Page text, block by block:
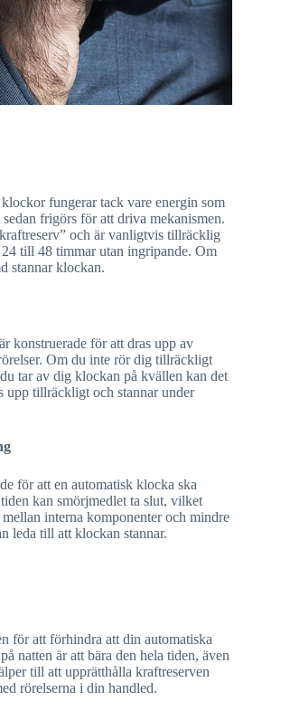
fungerar tack vare energin som
frigörs för att driva mekanismen.
och är vanligtvis tillräcklig
till 48 timmar utan ingripande. Om
stannar klockan.
konstruerade för att dras upp av
Om du inte rör dig tillräckligt
tar av dig klockan på kvällen kan det
upp tillräckligt och stannar under
för att en automatisk klocka ska
kan smörjmedlet ta slut, vilket
interna komponenter och mindre
leda till att klockan stannar.
för att förhindra att din automatiska
natten är att bära den hela tiden, även
till att upprätthålla kraftreserven
rörelserna i din handled.